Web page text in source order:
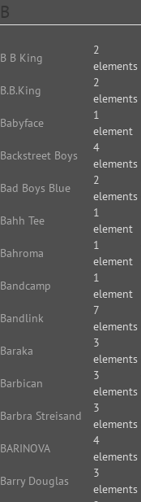
B
B B King
2
elements
B.B.King
2
elements
Babyface
1
element
Backstreet Boys
4
elements
Bad Boys Blue
2
elements
Bahh Tee
1
element
Bahroma
1
element
Bandcamp
1
element
Bandlink
7
elements
Baraka
3
elements
Barbican
3
elements
Barbra Streisand
3
elements
BARINOVA
4
elements
Barry Douglas
3
elements